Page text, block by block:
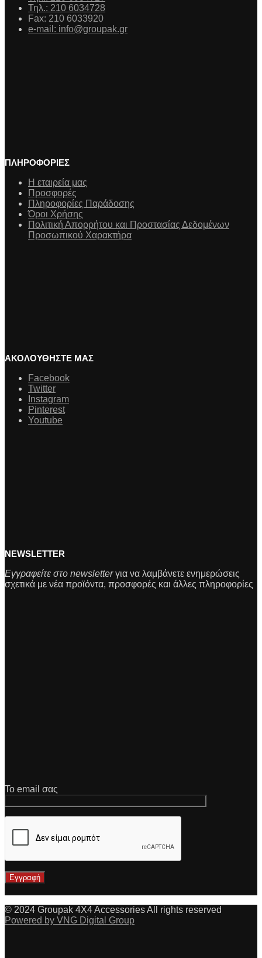
Τηλ.: 210 6034728
Fax: 210 6033920
e-mail: info@groupak.gr
ΠΛΗΡΟΦΟΡΙΕΣ
Η εταιρεία μας
Προσφορές
Πληροφορίες Παράδοσης
Όροι Χρήσης
Πολιτική Απορρήτου και Προστασίας Δεδομένων
Προσωπικού Χαρακτήρα
ΑΚΟΛΟΥΘΗΣΤΕ ΜΑΣ
Facebook
Twitter
Instagram
Pinterest
Youtube
NEWSLETTER
Εγγραφείτε στο newsletterγια να λαμβάνετε ενημερώσεις
σχετικά με νέα προϊόντα, προσφορές και άλλες πληροφορίες
Το email σας
© 2024 Groupak 4X4 Accessories All rights reserved
Powered by VNG Digital Group